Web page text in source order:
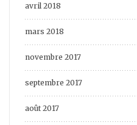
avril 2018
mars 2018
novembre 2017
septembre 2017
août 2017